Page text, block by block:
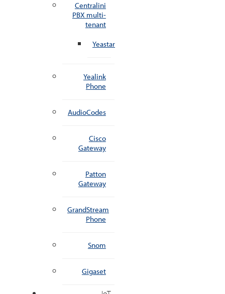
Centralini
PBX multi-
tenant
Yeastar
Yealink
Phone
AudioCodes
Cisco
Gateway
Patton
Gateway
GrandStream
Phone
Snom
Gigaset